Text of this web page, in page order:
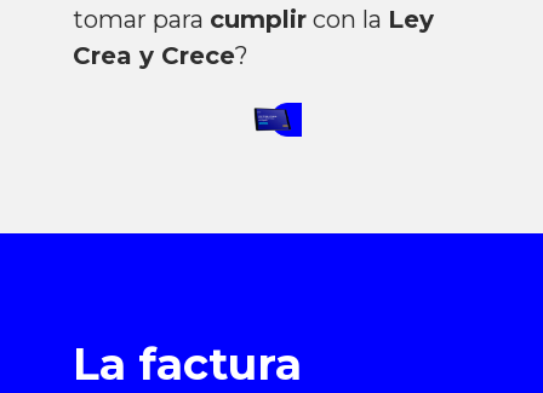
tomar para cumplir con la Ley
Crea y Crece?
La factura